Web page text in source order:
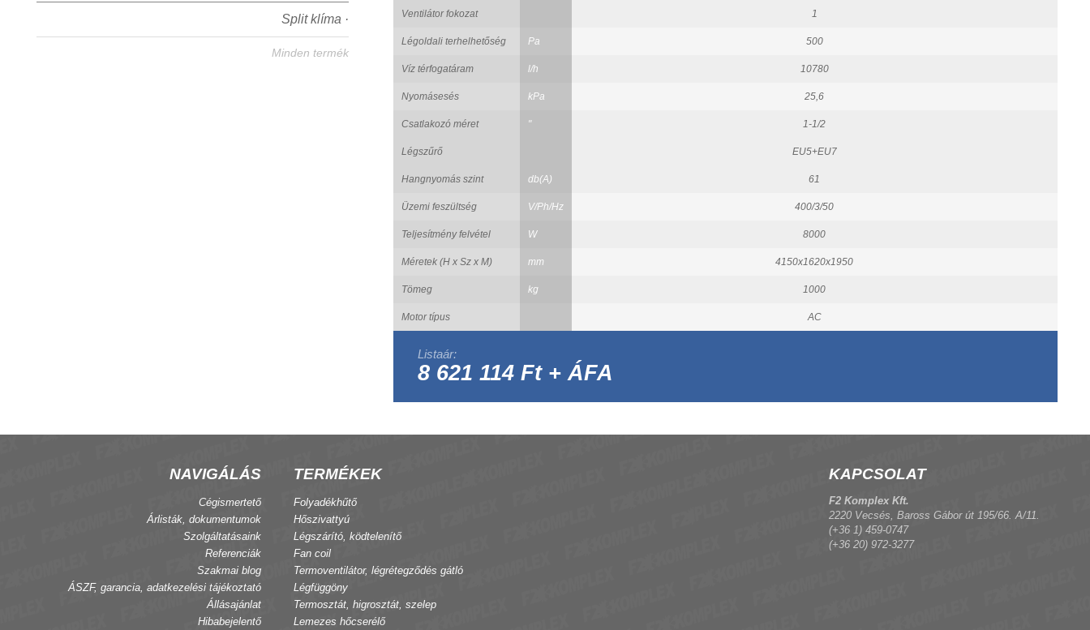
Split klíma ·
Minden termék
Ventilátor fokozat 1
Légoldali terhelhetőség Pa 500
Víz térfogatáram l/h 10780
Nyomásesés kPa 25,6
Csatlakozó méret " 1-1/2
Légszűrő EU5+EU7
Hangnyomás szint db(A) 61
Üzemi feszültség V/Ph/Hz 400/3/50
Teljesítmény felvétel W 8000
Méretek (H x Sz x M) mm 4150x1620x1950
Tömeg kg 1000
Motor típus AC
Listaár:
8 621 114 Ft + ÁFA
NAVIGÁLÁS
Cégismertető
Árlisták, dokumentumok
Szolgáltatásaink
Referenciák
Szakmai blog
ÁSZF, garancia, adatkezelési tájékoztató
Állásajánlat
Hibabejelentő
TERMÉKEK
Folyadékhűtő
Hőszivattyú
Légszárító, ködtelenítő
Fan coil
Termoventilátor, légrétegződés gátló
Légfüggöny
Termosztát, higrosztát, szelep
Lemezes hőcserélő
KAPCSOLAT
F2 Komplex Kft.
2220 Vecsés, Baross Gábor út 195/66. A/11.
(+36 1) 459-0747
(+36 20) 972-3277